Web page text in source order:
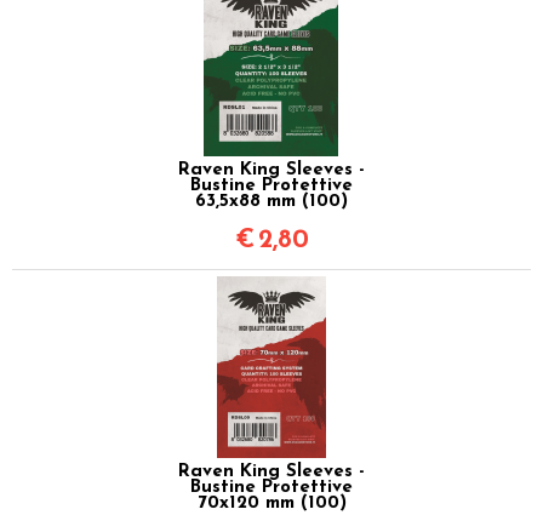
Raven King Sleeves -
Bustine Protettive
63,5x88 mm (100)
€ 2,80
Raven King Sleeves -
Bustine Protettive
70x120 mm (100)